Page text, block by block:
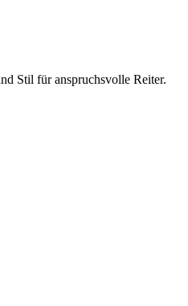
Stil für anspruchsvolle Reiter.